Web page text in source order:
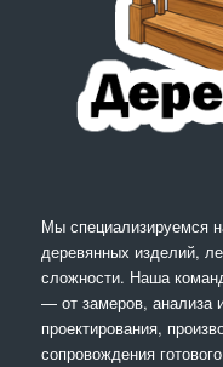
Мы специализируемся
деревянных изделий,
сложности. Наша
— от замеров, анализа
проектирования,
сопровождения